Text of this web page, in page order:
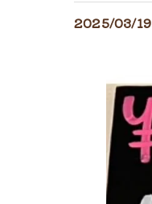
2025/03/19